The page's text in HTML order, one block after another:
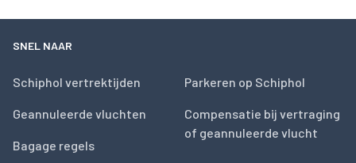
SNEL NAAR
Schiphol vertrektijden
Geannuleerde vluchten
Bagage regels
Parkeren op Schiphol
Compensatie bij vertraging
of geannuleerde vlucht